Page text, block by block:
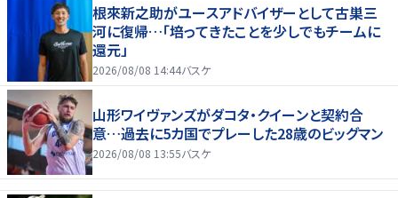
根來新之助がユースアドバイザーとして古巣三
河に復帰…「培ってきたことを少しでもチームに
還元」
2026/08/08 14:44バスケ
山形ワイヴァンズがダコタ・クイーンと契約合
意…過去に5カ国でプレーした28歳のビッグマン
2026/08/08 13:55バスケ